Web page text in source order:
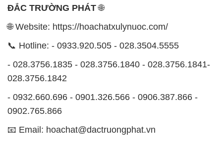
ĐẮC TRƯỜNG PHÁT🌐
🌐 Website: https://hoachatxulynuoc.com/
📞 Hotline: - 0933.920.505 - 028.3504.5555
- 028.3756.1835 - 028.3756.1840 - 028.3756.1841-
028.3756.1842
- 0932.660.696 - 0901.326.566 - 0906.387.866 -
0902.765.866
📧 Email: hoachat@dactruongphat.vn